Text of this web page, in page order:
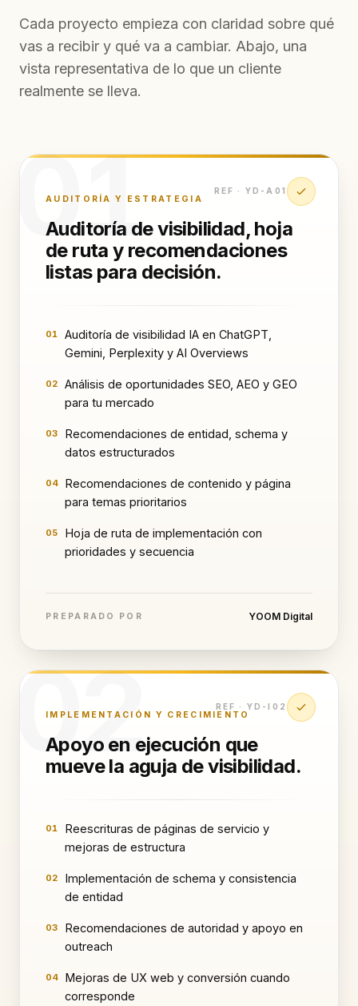
Cada proyecto empieza con claridad sobre qué
vas a recibir y qué va a cambiar. Abajo, una
vista representativa de lo que un cliente
realmente se lleva.
REF · YD-A01
01
AUDITORÍA Y ESTRATEGIA
Auditoría de visibilidad, hoja
de ruta y recomendaciones
listas para decisión.
01
Auditoría de visibilidad IA en ChatGPT,
Gemini, Perplexity y AI Overviews
02
Análisis de oportunidades SEO, AEO y GEO
para tu mercado
03
Recomendaciones de entidad, schema y
datos estructurados
04
Recomendaciones de contenido y página
para temas prioritarios
05
Hoja de ruta de implementación con
prioridades y secuencia
PREPARADO POR YOOM Digital
REF · YD-I02
02
IMPLEMENTACIÓN Y CRECIMIENTO
Apoyo en ejecución que
mueve la aguja de visibilidad.
01
Reescrituras de páginas de servicio y
mejoras de estructura
02
Implementación de schema y consistencia
de entidad
03
Recomendaciones de autoridad y apoyo en
outreach
04
Mejoras de UX web y conversión cuando
corresponde